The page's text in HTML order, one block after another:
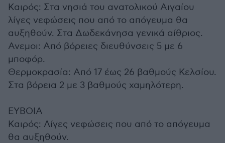
Καιρός: Στα νησιά του ανατολικού Αιγαίου
λίγες νεφώσεις που από το απόγευμα θα
αυξηθούν. Στα Δωδεκάνησα γενικά αίθριος.
Ανεμοι: Από βόρειες διευθύνσεις 5 με 6
μποφόρ.
Θερμοκρασία: Από 17 έως 26 βαθμούς Κελσίου.
Στα βόρεια 2 με 3 βαθμούς χαμηλότερη.
ΕΥΒΟΙΑ
Καιρός: Λίγες νεφώσεις που από το απόγευμα
θα αυξηθούν.